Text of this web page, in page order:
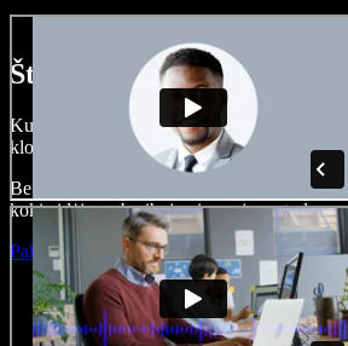
Štai ką galite nuveikti su
Kurkite įgarsinimus, pridėkite nemokamų
klonuokite balsą – kurkite pilnus,
Be jokių mokymų ir viskas naršyklėje –
kokią idėją, neberibojami senųjų metodų.
Paleisti studiją